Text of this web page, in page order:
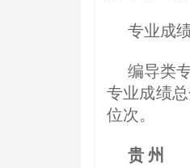
专业成
编导类
专业成绩
位次。
贵 州